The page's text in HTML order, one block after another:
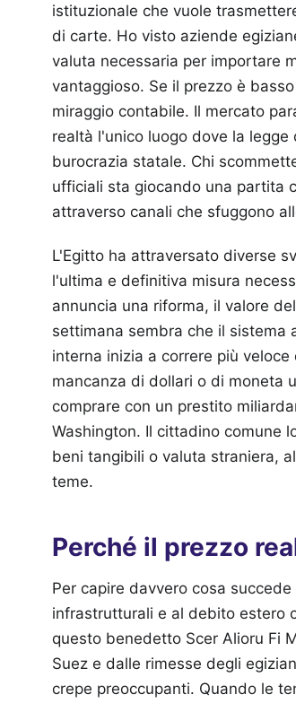
istituzionale che vuole
di carte. Ho visto aziende
valuta necessaria per importare
vantaggioso. Se il prezzo è
miraggio contabile. Il mercato
realtà l'unico luogo dove la
burocrazia statale. Chi
ufficiali sta giocando una partita
attraverso canali che sfuggono
L'Egitto ha attraversato diverse
l'ultima e definitiva misura
annuncia una riforma, il valore
settimana sembra che il sistema
interna inizia a correre più
mancanza di dollari o di moneta
comprare con un prestito
Washington. Il cittadino comune
beni tangibili o valuta straniera,
teme.
Perché il prezzo
Per capire davvero cosa
infrastrutturali e al debito estero
questo benedetto Scer Alioru Fi
Suez e dalle rimesse degli
crepe preoccupanti. Quando le